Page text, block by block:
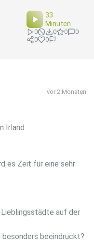
33
Minuten
0 0 0
0
0
0
vor 2 Monaten
Irland
es Zeit für eine sehr
Lieblingsstädte auf der
besonders beeindruckt?